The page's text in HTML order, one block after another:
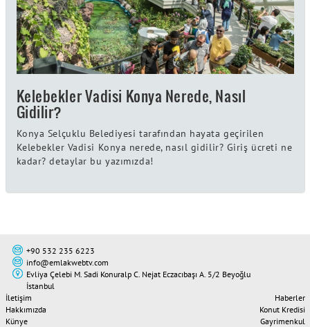
Kelebekler Vadisi Konya Nerede, Nasıl
Gidilir?
Konya Selçuklu Belediyesi tarafından hayata geçirilen
Kelebekler Vadisi Konya nerede, nasıl gidilir? Giriş ücreti ne
kadar? detaylar bu yazımızda!
+90 532 235 6223
info@emlakwebtv.com
Evliya Çelebi M. Sadi Konuralp C. Nejat Eczacıbaşı A. 5/2 Beyoğlu
İstanbul
İletişim
Hakkımızda
Künye
Haberler
Konut Kredisi
Gayrimenkul